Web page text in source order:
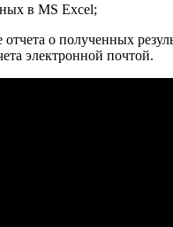
в MS Excel;
о полученных
электронной почтой.